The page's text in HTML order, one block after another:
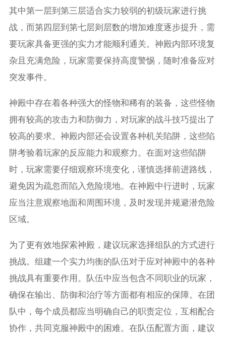
其中第一层到第三层适合实力较弱的初级玩家进行挑
战，而第四层到第七层则层数的增加难度逐步提升，需
要玩家具备更强的实力才能顺利通关。神殿内部环境复
杂且充满危险，玩家需要保持高度警惕，随时准备应对
突发事件。
神殿中存在着各种强大的怪物和稀有的装备，这些怪物
拥有较高的攻击力和防御力，对玩家的战斗技巧提出了
较高的要求。神殿内部还会设置各种机关陷阱，这些陷
阱考验着玩家的反应能力和观察力。在面对这些陷阱
时，玩家需要仔细观察环境变化，谨慎选择前进路线，
避免因为疏忽而陷入危险境地。在神殿中行进时，玩家
应当注意观察地面和周围环境，及时发现并规避潜危险
区域。
为了更有效地探索神殿，建议玩家选择组队的方式进行
挑战。组建一个实力均衡的队伍对于应对神殿中的各种
挑战具有重要作用。队伍中应当包含不同职业的玩家，
确保在输出、防御和治疗等方面都有相应的保障。在团
队中，每个成员都应当明确自己的职责定位，互相配合
协作，共同克服神殿中的困难。在队伍配置方面，建议